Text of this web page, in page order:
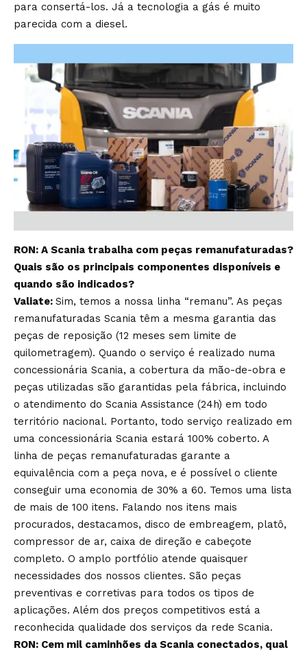
para consertá-los. Já a tecnologia a gás é muito
parecida com a diesel.
RON: A Scania trabalha com peças remanufaturadas?
Quais são os principais componentes disponíveis e
quando são indicados?
Valiate: Sim, temos a nossa linha “remanu”. As peças
remanufaturadas Scania têm a mesma garantia das
peças de reposição (12 meses sem limite de
quilometragem). Quando o serviço é realizado numa
concessionária Scania, a cobertura da mão-de-obra e
peças utilizadas são garantidas pela fábrica, incluindo
o atendimento do Scania Assistance (24h) em todo
território nacional. Portanto, todo serviço realizado em
uma concessionária Scania estará 100% coberto. A
linha de peças remanufaturadas garante a
equivalência com a peça nova, e é possível o cliente
conseguir uma economia de 30% a 60. Temos uma lista
de mais de 100 itens. Falando nos itens mais
procurados, destacamos, disco de embreagem, platô,
compressor de ar, caixa de direção e cabeçote
completo. O amplo portfólio atende quaisquer
necessidades dos nossos clientes. São peças
preventivas e corretivas para todos os tipos de
aplicações. Além dos preços competitivos está a
reconhecida qualidade dos serviços da rede Scania.
RON: Cem mil caminhões da Scania conectados, qual